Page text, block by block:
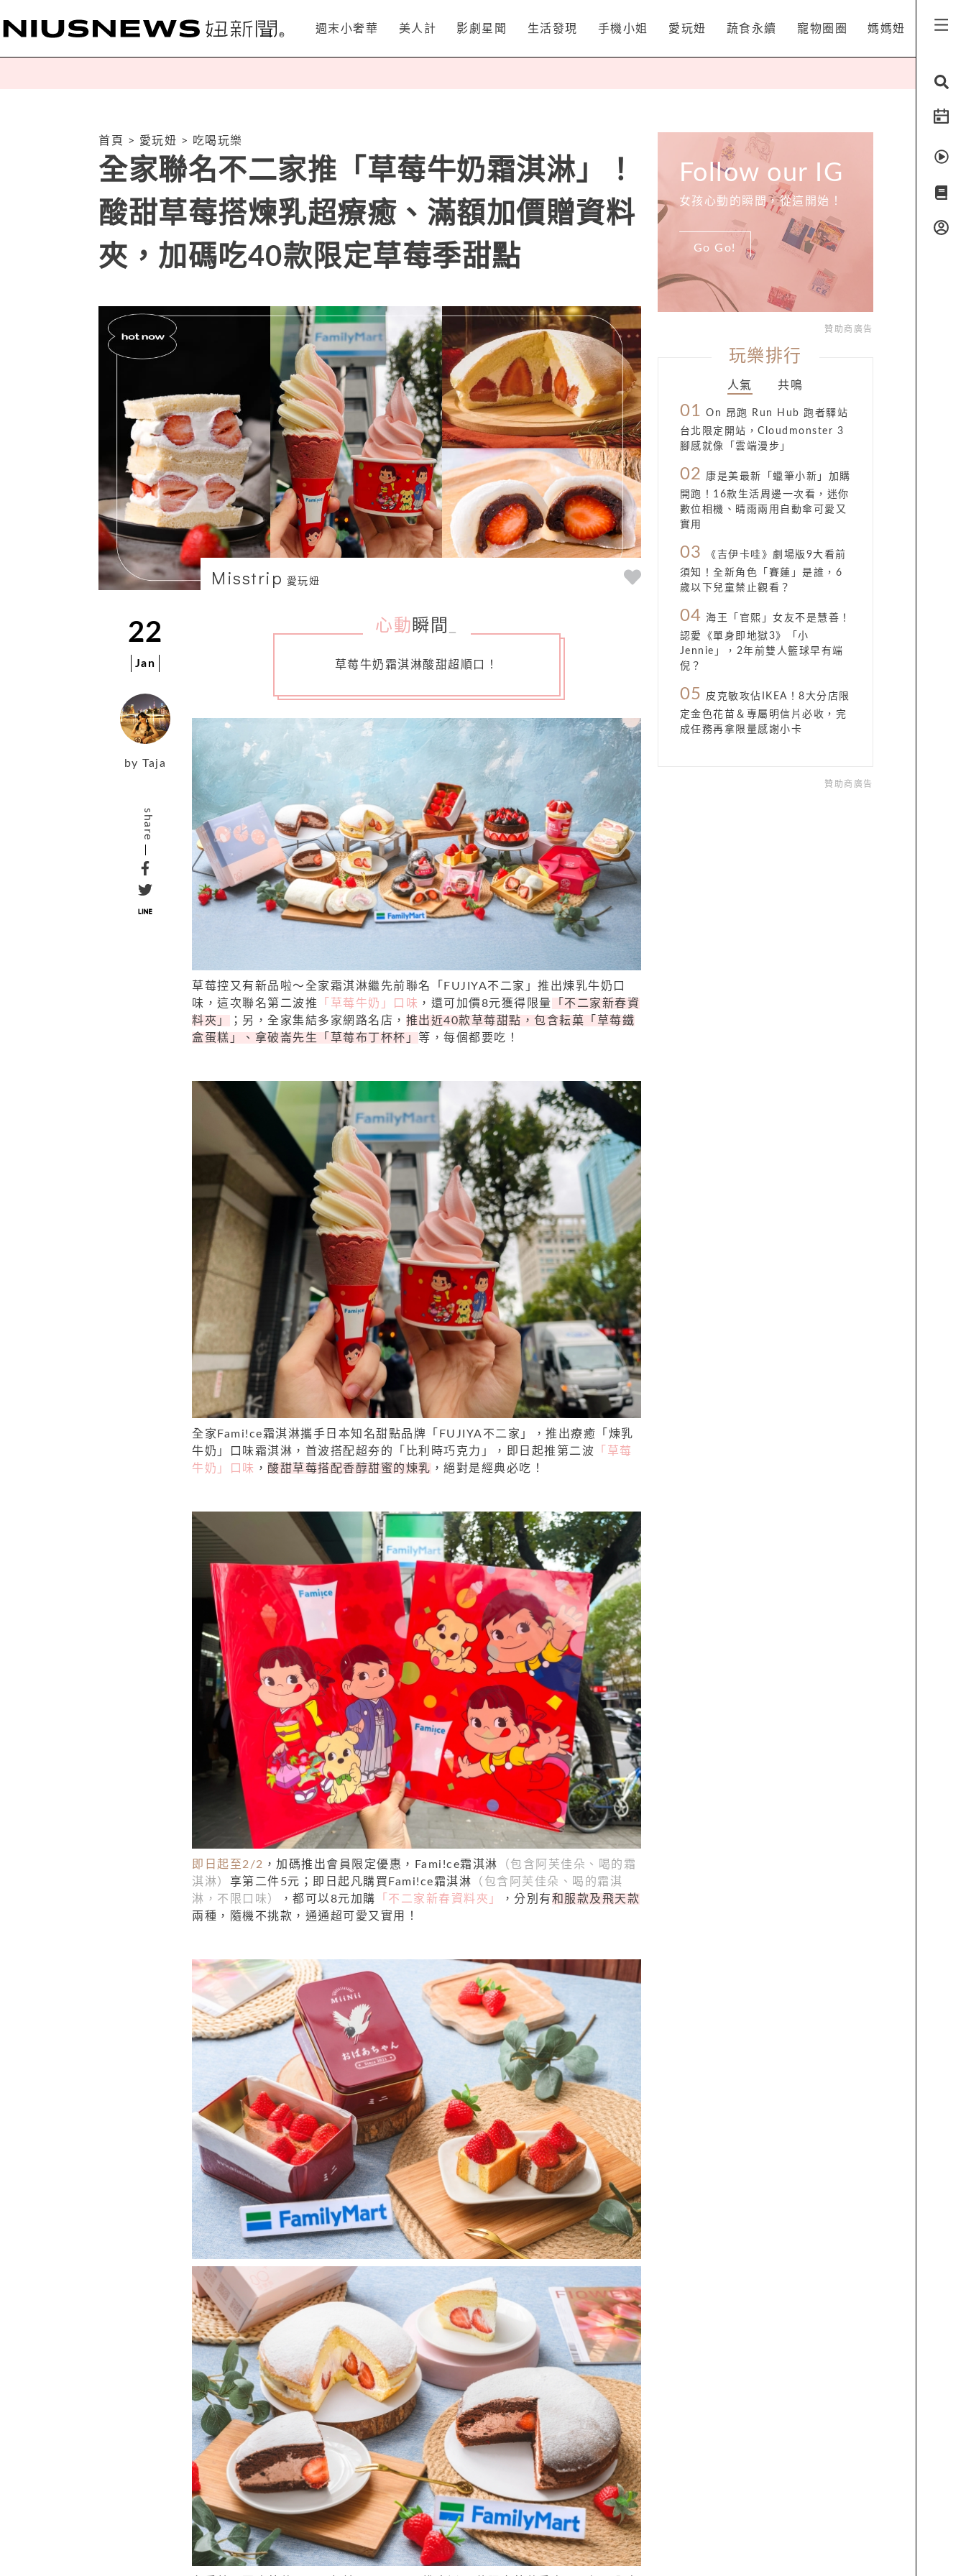
週末小奢華 美人計 影劇星聞 生活發現 手機小姐 愛玩妞 蔬食永續 寵物圈圈 媽媽妞
首頁 > 愛玩妞 > 吃喝玩樂
全家聯名不二家推「草莓牛奶霜淇淋」！
酸甜草莓搭煉乳超療癒、滿額加價贈資料
夾，加碼吃40款限定草莓季甜點
Misstrip 愛玩妞
22
Jan
byTaja
share
心動 瞬間
草莓牛奶霜淇淋酸甜超順口！
草莓控又有新品啦～全家霜淇淋繼先前聯名「FUJIYA不二家」推出煉乳牛奶口
味，這次聯名第二波推
「草莓牛奶」口味 ，還可加價8元獲得限量
「不二家新春資
料夾」
；另，全家集結多家網路名店， 推出近40款草莓甜點，包含耘菓「草莓鐵
盒蛋糕」、拿破崙先生「草莓布丁杯杯」 等，每個都要吃！
全家Fami!ce霜淇淋攜手日本知名甜點品牌「FUJIYA不二家」，推出療癒「煉乳
牛奶」口味霜淇淋，首波搭配超夯的「比利時巧克力」，即日起推第二波 「草莓
牛奶」口味 ， 酸甜草莓搭配香醇甜蜜的煉乳 ，絕對是經典必吃！
即日起至2/2 ，加碼推出會員限定優惠，Fami!ce霜淇淋 （包含阿芙佳朵、喝的霜
淇淋） 享第二件5元；即日起凡購買Fami!ce霜淇淋 （包含阿芙佳朵、喝的霜淇
淋，不限口味）
，都可以8元加購 「不二家新春資料夾」 ，分別有和服款及飛天款
兩種，隨機不挑款，通通超可愛又實用！
Follow our IG
女孩心動的瞬間，從這開始！
Go Go!
贊助商廣告
玩樂排行
人氣 共鳴
01 On 昂跑 Run Hub 跑者驛站
台北限定開站，Cloudmonster 3
腳感就像「雲端漫步」
02
康是美最新「蠟筆小新」加購
開跑！16款生活周邊一次看，迷你
數位相機、晴雨兩用自動傘可愛又
實用
03
《吉伊卡哇》劇場版9大看前
須知！全新角色「賽蓮」是誰，6
歲以下兒童禁止觀看？
04 海王「官熙」女友不是慧善！
認愛《單身即地獄3》「小
Jennie」，2年前雙人籃球早有端
倪？
05
皮克敏攻佔IKEA！8大分店限
定金色花苗＆專屬明信片必收，完
成任務再拿限量感謝小卡
贊助商廣告